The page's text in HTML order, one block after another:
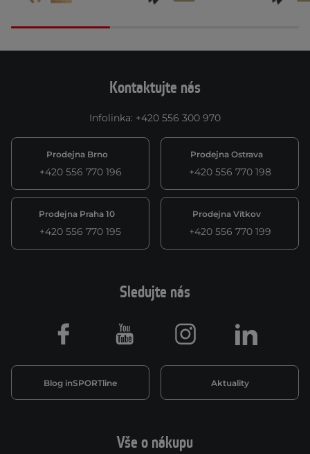
Kontaktujte nás
Infolinka: +420 556 300 970
Prodejna Brno
+420 556 770 196
Prodejna Ostrava
+420 556 770 198
Prodejna Praha 10
+420 556 770 195
Prodejna Vítkov
+420 556 770 199
Vše o nákupu
Sledujte nás
Blog inSPORTline Aktuality
Facebook Youtube Instagram LinkedIn